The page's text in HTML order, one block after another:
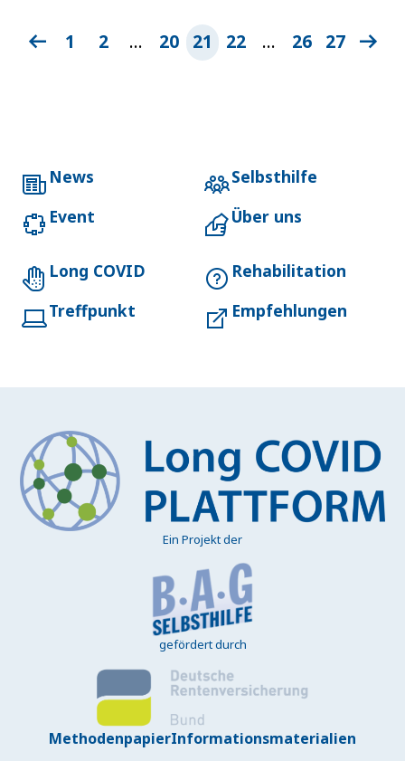
1 2 … 20 21 22 … 26 27
News
Selbsthilfe
Event
Über uns
Long COVID
Rehabilitation
Treffpunkt
Empfehlungen
Ein Projekt der
gefördert durch
MethodenpapierInformationsmaterialien